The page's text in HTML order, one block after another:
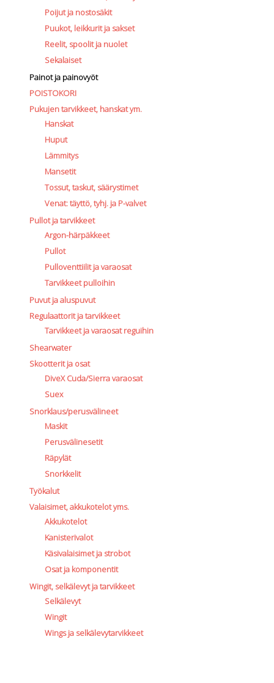
Poijut ja nostosäkit
Puukot, leikkurit ja sakset
Reelit, spoolit ja nuolet
Sekalaiset
Painot ja painovyöt
POISTOKORI
Pukujen tarvikkeet, hanskat ym.
Hanskat
Huput
Lämmitys
Mansetit
Tossut, taskut, säärystimet
Venat: täyttö, tyhj. ja P-valvet
Pullot ja tarvikkeet
Argon-härpäkkeet
Pullot
Pulloventtiilit ja varaosat
Tarvikkeet pulloihin
Puvut ja aluspuvut
Regulaattorit ja tarvikkeet
Tarvikkeet ja varaosat reguihin
Shearwater
Skootterit ja osat
DiveX Cuda/Sierra varaosat
Suex
Snorklaus/perusvälineet
Maskit
Perusvälinesetit
Räpylät
Snorkkelit
Työkalut
Valaisimet, akkukotelot yms.
Akkukotelot
Kanisterivalot
Käsivalaisimet ja strobot
Osat ja komponentit
Wingit, selkälevyt ja tarvikkeet
Selkälevyt
Wingit
Wings ja selkälevytarvikkeet